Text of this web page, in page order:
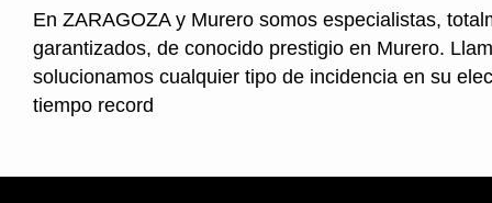
En ZARAGOZA y Murero somos especialistas,
garantizados, de conocido prestigio en Murero.
solucionamos cualquier tipo de incidencia en su
tiempo record